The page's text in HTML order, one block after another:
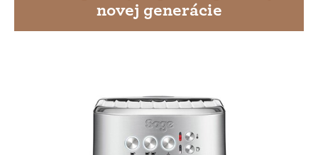
novej generácie